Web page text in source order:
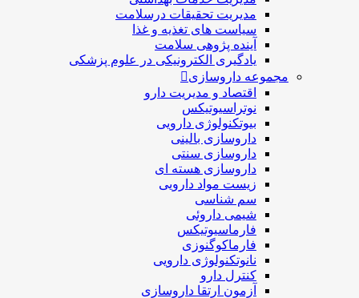
مدیریت تحقیقات درسلامت
سیاست های تغذیه و غذا
آینده پژوهی سلامت
یادگیری الکترونیکی در علوم پزشکی
مجموعه داروسازی
اقتصاد و مديريت دارو
نوتراسیوتیکس
بيوتكنولوژی دارویی
داروسازی بالينی
داروسازی سنتی
داروسازی هسته ای
زیست مواد دارویی
سم شناسی
شيمی داروئی
فارماسيوتيكس
فارماكوگنوزی
نانوتکنولوژی دارویی
كنترل دارو
آزمون ارتقا داروسازی